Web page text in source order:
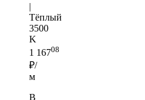
|
Тёплый
3500
K
1 16708
₽/
м
В